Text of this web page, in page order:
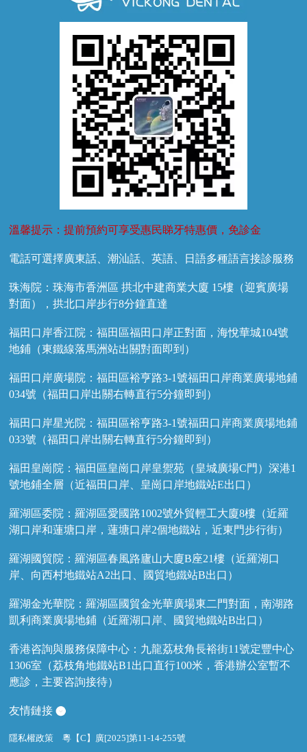
牙齦萎縮
溫馨提示：提前預約可享受惠民睇牙特惠價，免診金
電話可選擇廣東話、潮汕話、英語、日語多種語言接診服務
珠海院：珠海市香洲區 拱北中建商業大廈 15樓（迎賓廣場
對面），拱北口岸步行8分鐘直達
福田口岸香江院：福田區福田口岸正對面，海悅華城104號
地鋪（東鐵線落馬洲站出關對面即到）
福田口岸廣場院：福田區裕亨路3-1號福田口岸商業廣場地鋪
034號（福田口岸出關右轉直行5分鐘即到）
福田口岸星光院：福田區裕亨路3-1號福田口岸商業廣場地鋪
033號（福田口岸出關右轉直行5分鐘即到）
福田皇崗院：福田區皇崗口岸皇禦苑（皇城廣場C門）深港1
號地鋪全層（近福田口岸、皇崗口岸地鐵站E出口）
羅湖區委院：羅湖區愛國路1002號外貿輕工大廈8樓（近羅
湖口岸和蓮塘口岸，蓮塘口岸2個地鐵站，近東門步行街）
羅湖國貿院：羅湖區春風路廬山大廈B座21樓（近羅湖口
岸、向西村地鐵站A2出口、國貿地鐵站B出口）
羅湖金光華院：羅湖區國貿金光華廣場東二門對面，南湖路
凱利商業廣場地鋪（近羅湖口岸、國貿地鐵站B出口）
香港咨詢與服務保障中心：九龍荔枝角長裕街11號定豐中心
1306室（荔枝角地鐵站B1出口直行100米，香港辦公室暫不
應診，主要咨詢接待）
友情鏈接
隱私權政策 粵【C】廣[2025]第11-14-255號